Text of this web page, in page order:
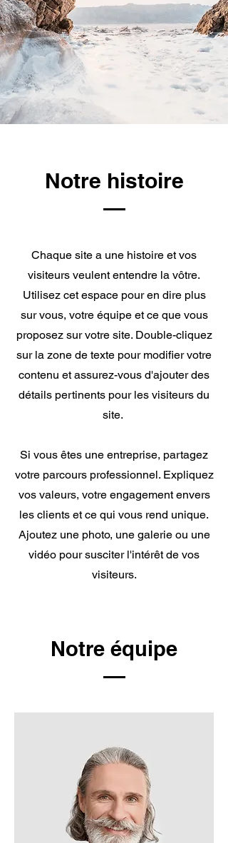
Notre histoire
Chaque site a une histoire et vos
visiteurs veulent entendre la vôtre.
Utilisez cet espace pour en dire plus
sur vous, votre équipe et ce que vous
proposez sur votre site. Double-cliquez
sur la zone de texte pour modifier votre
contenu et assurez-vous d'ajouter des
détails pertinents pour les visiteurs du
site. ​
Si vous êtes une entreprise, partagez
votre parcours professionnel. Expliquez
vos valeurs, votre engagement envers
les clients et ce qui vous rend unique.
Ajoutez une photo, une galerie ou une
vidéo pour susciter l'intérêt de vos
visiteurs.
Notre équipe